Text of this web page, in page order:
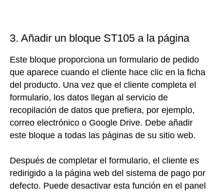
3. Añadir un bloque ST105 a la página
Este bloque proporciona un formulario de pedido
que aparece cuando el cliente hace clic en la ficha
del producto. Una vez que el cliente completa el
formulario, los datos llegan al servicio de
recopilación de datos que prefiera, por ejemplo,
correo electrónico o Google Drive. Debe añadir
este bloque a todas las páginas de su sitio web.
Después de completar el formulario, el cliente es
redirigido a la página web del sistema de pago por
defecto. Puede desactivar esta función en el panel